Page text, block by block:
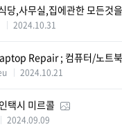
당,사무실,집에관한 모든것
2024.10.31
Repair ; 컴퓨터/노트북
2024.10.21
택시 미르콜
2024.09.09